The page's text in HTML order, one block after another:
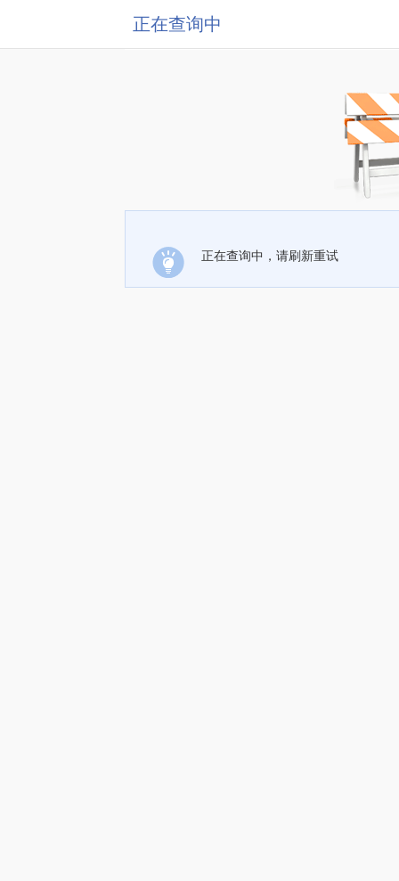
正在查询中
正在查询中，请刷新重试